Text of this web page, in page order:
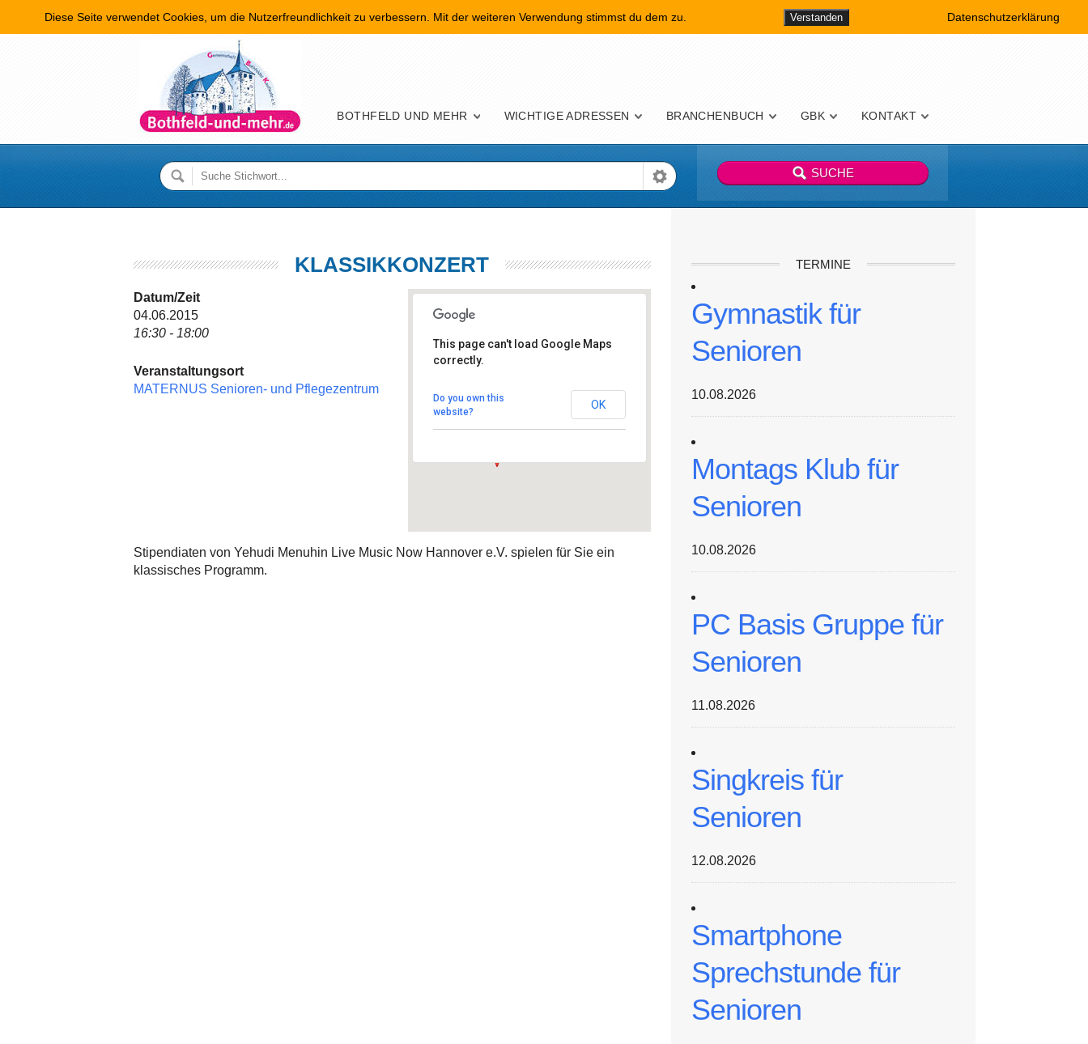
Hauptmenü
BOTHFELD UND MEHR WICHTIGE ADRESSEN BRANCHENBUCH GBK KONTAKT
KLASSIKKONZERT
Gehägestraße 24e - Hannover
Veranstaltungen
This page can't load Google Maps
correctly.
Do you own this
website?
OK
Datum/Zeit
04.06.2015
16:30 - 18:00
Veranstaltungsort
MATERNUS Senioren- und Pflegezentrum
Stipendiaten von Yehudi Menuhin Live Music Now Hannover e.V. spielen für Sie ein
klassisches Programm.
TERMINE
Gymnastik für
Senioren
10.08.2026
Montags Klub für
Senioren
10.08.2026
PC Basis Gruppe für
Senioren
11.08.2026
Singkreis für
Senioren
12.08.2026
Smartphone
Sprechstunde für
Senioren
Diese Seite verwendet Cookies, um die Nutzerfreundlichkeit zu verbessern. Mit der weiteren Verwendung stimmst du dem zu. Verstanden Datenschutzerklärung